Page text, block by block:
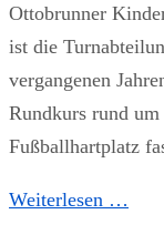
Ottobrunner
ist die
vergangenen
Rundkurs rund
Fußballhartplatz
Weiterlesen …